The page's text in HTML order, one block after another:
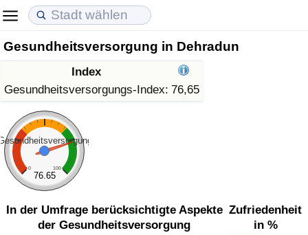
Gesundheitsversorgung in Dehradun
Index
Gesundheitsversorgungs-Index: 76,65
0 100
76.65
In der Umfrage berücksichtigte Aspekte
der Gesundheitsversorgung
Zufriedenheit
in %
Lebenshaltungskosten
Lebenshaltungskosten-Index (aktuell)
Lebenshaltungskosten-Index
Lebenshaltungskosten-Index nach Land
in Akaba
Immobilienpreise
Immobilienpreis-Index (aktuell)
Immobilienpreis-Index
Immobilienpreis-Index nach Land
Lebensqualität
Lebensqualität-Index
Lebensqualität-Index (aktuell)
Lebensqualitätsindex nach Land
Kriminalität
Kriminalitäts-Index (aktuell)